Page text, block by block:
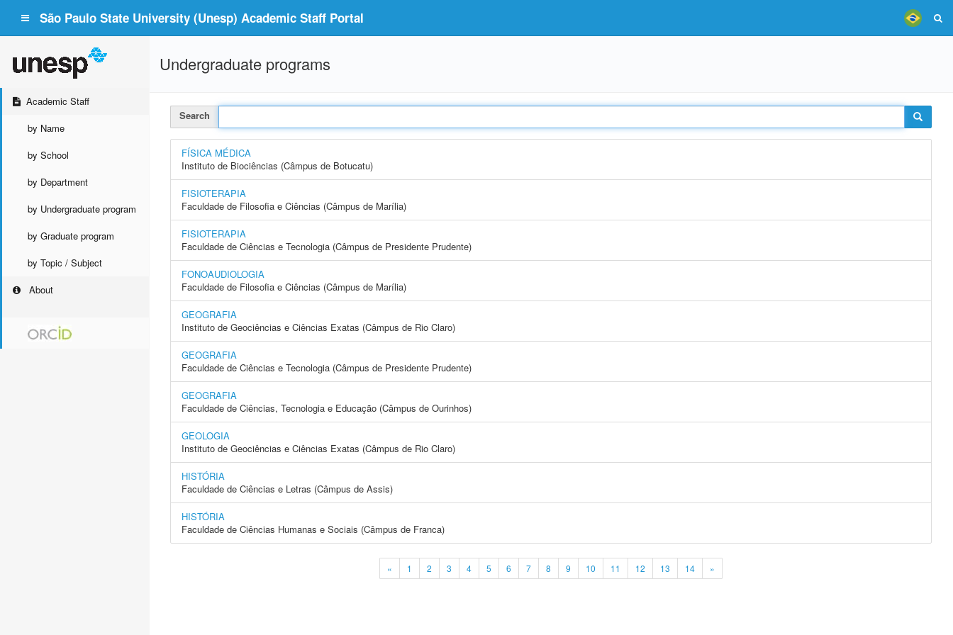
São Paulo State University (Unesp) Academic Staff Portal
Academic Staff
by Name
by School
by Department
by Undergraduate program
by Graduate program
by Topic / Subject
About
Undergraduate programs
Search
FÍSICA MÉDICA
Instituto de Biociências (Câmpus de Botucatu)
FISIOTERAPIA
Faculdade de Filosofia e Ciências (Câmpus de Marília)
FISIOTERAPIA
Faculdade de Ciências e Tecnologia (Câmpus de Presidente Prudente)
FONOAUDIOLOGIA
Faculdade de Filosofia e Ciências (Câmpus de Marília)
GEOGRAFIA
Instituto de Geociências e Ciências Exatas (Câmpus de Rio Claro)
GEOGRAFIA
Faculdade de Ciências e Tecnologia (Câmpus de Presidente Prudente)
GEOGRAFIA
Faculdade de Ciências, Tecnologia e Educação (Câmpus de Ourinhos)
GEOLOGIA
Instituto de Geociências e Ciências Exatas (Câmpus de Rio Claro)
HISTÓRIA
Faculdade de Ciências e Letras (Câmpus de Assis)
HISTÓRIA
Faculdade de Ciências Humanas e Sociais (Câmpus de Franca)
« 1 2 3 4 5 6 7 8 9 10 11 12 13 14 »